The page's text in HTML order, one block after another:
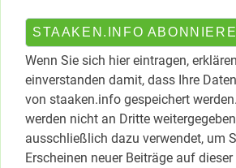
STAAKEN.INFO
Wenn Sie sich hier eintragen,
einverstanden damit, dass Ihre
von staaken.info gespeichert
werden nicht an Dritte
ausschließlich dazu verwendet, um
Erscheinen neuer Beiträge auf dieser